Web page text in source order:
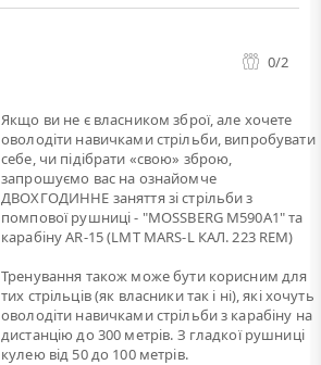
0/2
Якщо ви не є власником зброї, але хочете
оволодіти навичками стрільби, випробувати
себе, чи підібрати «свою» зброю,
запрошуємо вас на ознайомче
ДВОХГОДИННЕ заняття зі стрільби з
помпової рушниці - "MOSSBERG M590A1" та
карабіну AR-15 (LMT MARS-L КАЛ. 223 REM)
Тренування також може бути корисним для
тих стрільців (як власники так і ні), які хочуть
оволодіти навичками стрільби з карабіну на
дистанцію до 300 метрів. З гладкої рушниці
кулею від 50 до 100 метрів.